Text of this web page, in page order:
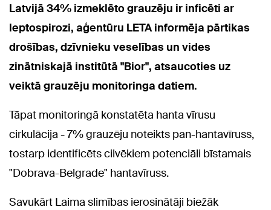
Latvijā 34% izmeklēto grauzēju ir inficēti ar
leptospirozi, aģentūru LETA informēja pārtikas
drošības, dzīvnieku veselības un vides
zinātniskajā institūtā "Bior", atsaucoties uz
veiktā grauzēju monitoringa datiem.
Tāpat monitoringā konstatēta hanta vīrusu
cirkulācija - 7% grauzēju noteikts pan-hantavīruss,
tostarp identificēts cilvēkiem potenciāli bīstamais
"Dobrava-Belgrade" hantavīruss.
Savukārt Laima slimības ierosinātāji biežāk